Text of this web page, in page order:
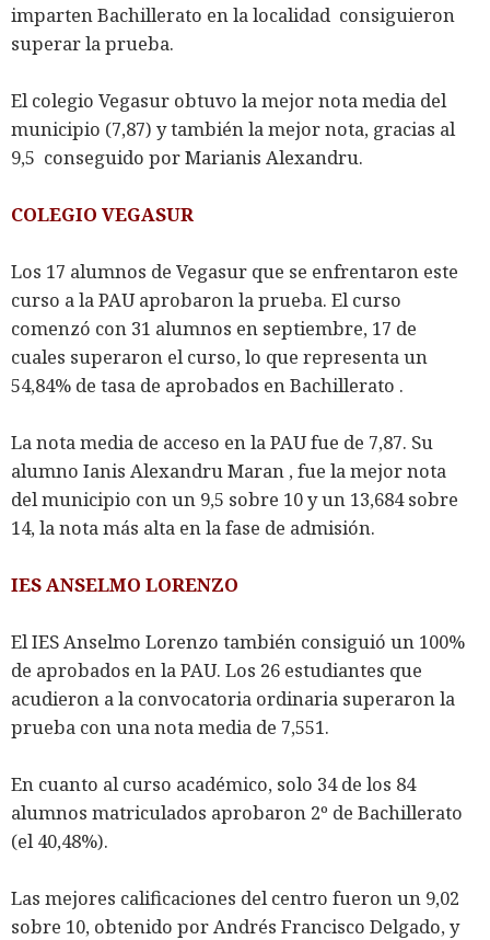
imparten Bachillerato en la localidad consiguieron
superar la prueba.
El colegio Vegasur obtuvo la mejor nota media del
municipio (7,87) y también la mejor nota, gracias al
9,5 conseguido por Marianis Alexandru.
COLEGIO VEGASUR
Los 17 alumnos de Vegasur que se enfrentaron este
curso a la PAU aprobaron la prueba. El curso
comenzó con 31 alumnos en septiembre, 17 de
cuales superaron el curso, lo que representa un
54,84% de tasa de aprobados en Bachillerato .
La nota media de acceso en la PAU fue de 7,87. Su
alumno Ianis Alexandru Maran , fue la mejor nota
del municipio con un 9,5 sobre 10 y un 13,684 sobre
14, la nota más alta en la fase de admisión.
IES ANSELMO LORENZO
El IES Anselmo Lorenzo también consiguió un 100%
de aprobados en la PAU. Los 26 estudiantes que
acudieron a la convocatoria ordinaria superaron la
prueba con una nota media de 7,551.
En cuanto al curso académico, solo 34 de los 84
alumnos matriculados aprobaron 2º de Bachillerato
(el 40,48%).
Las mejores calificaciones del centro fueron un 9,02
sobre 10, obtenido por Andrés Francisco Delgado, y